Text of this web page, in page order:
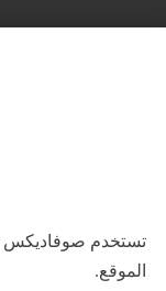
لا تتجاوز درجة حرارته
تتجاوز درجة حرارته
تستخدم صوفاديكس
الموقع.